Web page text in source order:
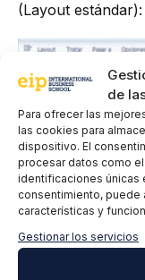
de
Para ofrecer las
las cookies para
dispositivo. El
procesar datos como
identificaciones únicas
consentimiento, puede
características y
Gestionar los servicios
(Layout estándar):